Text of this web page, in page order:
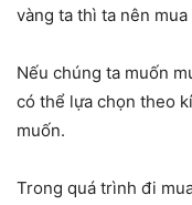
vàng ta thì ta nên
Nếu chúng ta muốn
có thể lựa chọn theo
muốn.
Trong quá trình đi